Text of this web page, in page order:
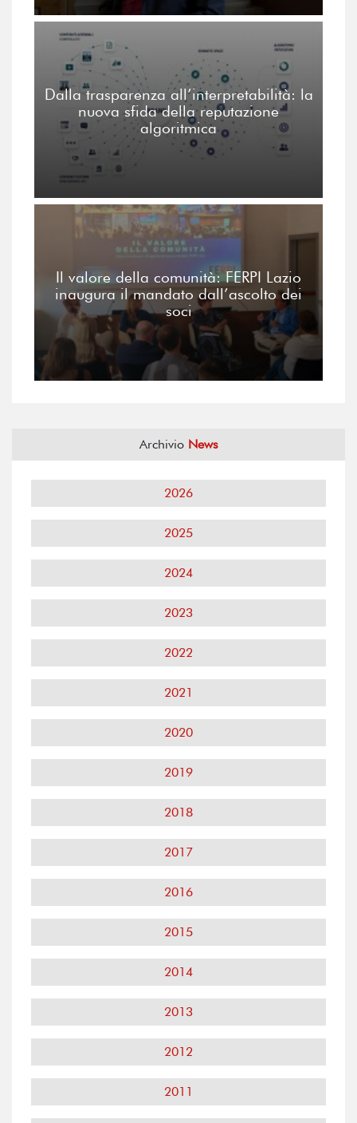
Dalla trasparenza all’interpretabilità: la
nuova sfida della reputazione
algoritmica
Il valore della comunità: FERPI Lazio
inaugura il mandato dall’ascolto dei
soci
Archivio News
2026
2025
2024
2023
2022
2021
2020
2019
2018
2017
2016
2015
2014
2013
2012
2011